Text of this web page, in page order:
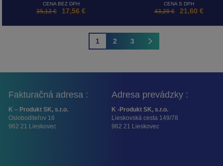
CENA BEZ DPH
35,12 € 17,56 €
CENA S DPH
43,20 € 21,60 €
1 2 3
Fakturačná adresa :
K – Produkt SK, s.r.o.
Osloboditeľov 16
962 21 Lieskovec
Adresa prevádzky :
K -Produkt SK, s.r.o.
Lieskovská cesta 149/78
962 21 Lieskovec